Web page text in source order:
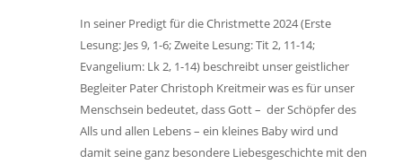
In seiner Predigt für die Christmette 2024 (Erste
Lesung: Jes 9, 1-6; Zweite Lesung: Tit 2, 11-14;
Evangelium: Lk 2, 1-14) beschreibt unser geistlicher
Begleiter Pater Christoph Kreitmeir was es für unser
Menschsein bedeutet, dass Gott – der Schöpfer des
Alls und allen Lebens – ein kleines Baby wird und
damit seine ganz besondere Liebesgeschichte mit den